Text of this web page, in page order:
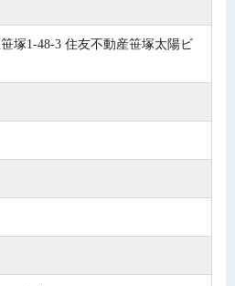
塚1-48-3 住友不動産笹塚太陽ビ